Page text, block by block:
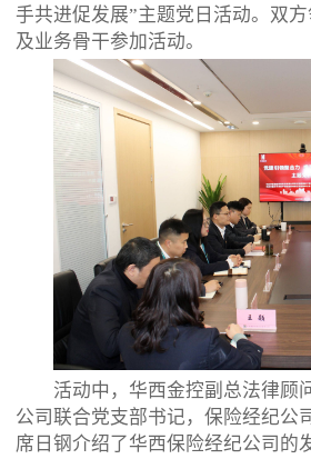
手共进促发展”主题党日活动。双
及业务骨干参加活动。
活动中，华西金控副总法律顾
公司联合党支部书记，保险经纪公
席日钢介绍了华西保险经纪公司的